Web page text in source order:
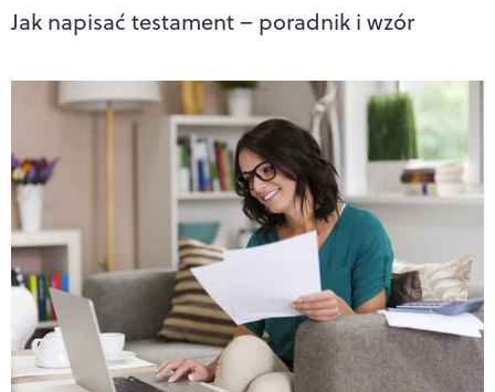
Jak napisać testament – poradnik i wzór